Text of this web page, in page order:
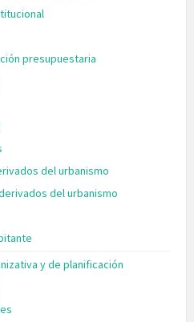
presupuestaria
del urbanismo
del urbanismo
y de planificación